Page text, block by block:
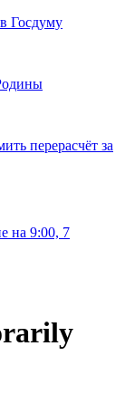
Госдуму
перерасчёт за
на 9:00, 7